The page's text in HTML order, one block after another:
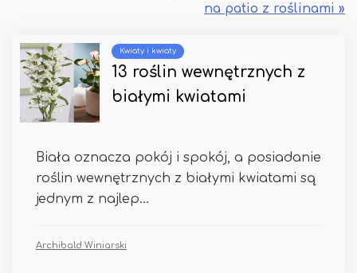
na patio z roślinami »
Kwiaty i kwiaty
13 roślin wewnętrznych z
białymi kwiatami
Biała oznacza pokój i spokój, a posiadanie
roślin wewnętrznych z białymi kwiatami są
jednym z najlep...
Archibald Winiarski